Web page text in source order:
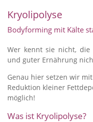
Kryolipolyse
Bodyforming mit Kälte
Wer kennt sie nicht, die
und guter Ernährung
Genau hier setzen wir
Reduktion kleiner
möglich!
Was ist Kryolipolyse?